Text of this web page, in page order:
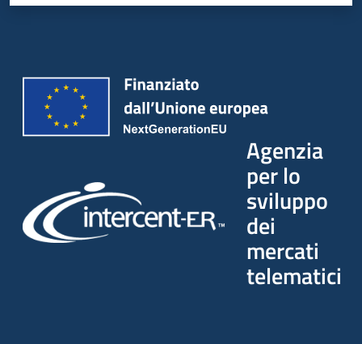
Agenzia
per lo
sviluppo
dei
mercati
telematici